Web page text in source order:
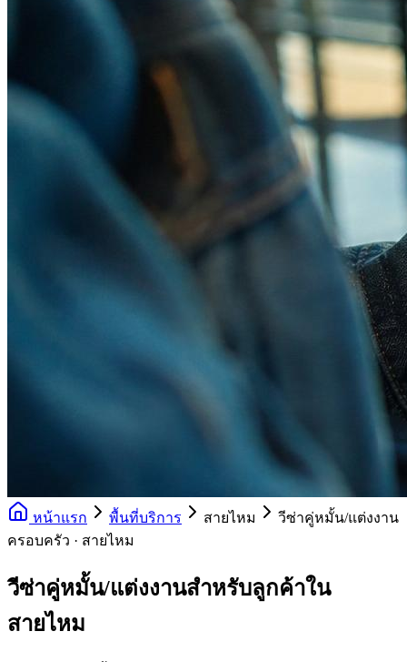
หน้าแรก พื้นที่บริการ สายไหม
วีซ่าคู่หมั้น/แต่งงาน
ครอบครัว · สายไหม
วีซ่าคู่หมั้น/แต่งงานสำหรับลูกค้าใน
สายไหม